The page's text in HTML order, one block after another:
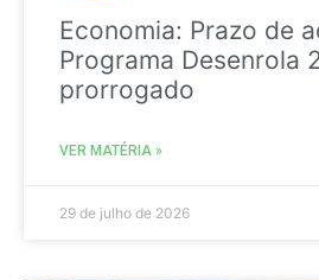
Economia: Prazo de
Programa Desenrola
prorrogado
VER MATÉRIA »
29 de julho de 2026